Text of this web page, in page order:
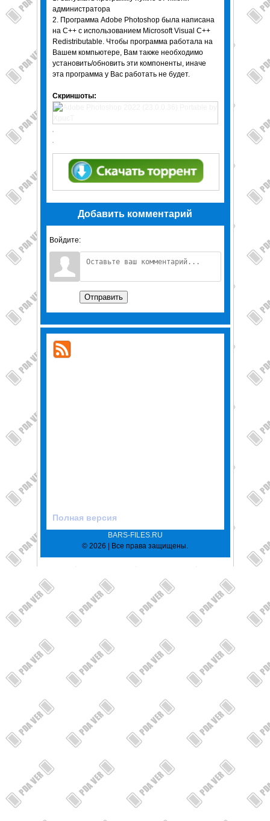
администратора
2. Программа Adobe Photoshop была написана
на С++ с использованием Microsoft Visual C++
Redistributable. Чтобы программа работала на
Вашем компьютере, Вам также необходимо
установить/обновить эти компоненты, иначе
эта программа у Вас работать не будет.
Скриншоты:
Добавить комментарий
Войдите:
Отправить
Полная версия
BARS-FILES.RU
© 2026 | Все права защищены.